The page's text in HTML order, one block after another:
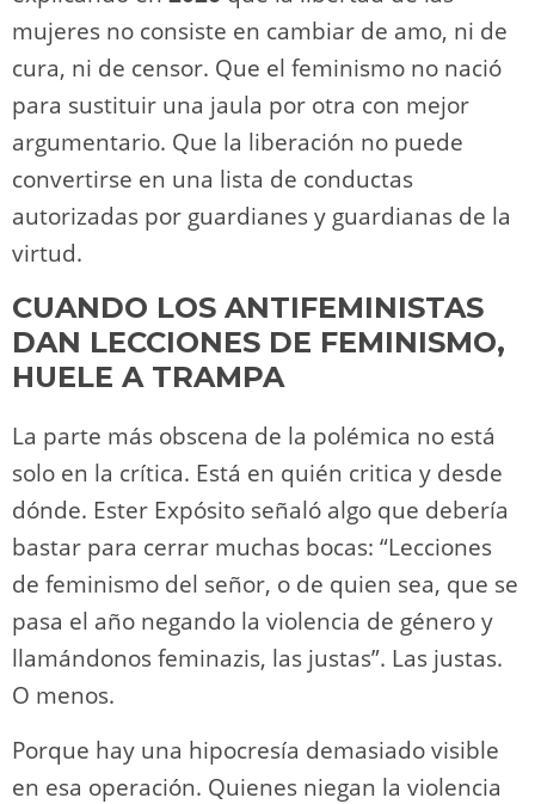
mujeres no consiste en cambiar de amo, ni de
cura, ni de censor. Que el feminismo no nació
para sustituir una jaula por otra con mejor
argumentario. Que la liberación no puede
convertirse en una lista de conductas
autorizadas por guardianes y guardianas de la
virtud.
CUANDO LOS ANTIFEMINISTAS
DAN LECCIONES DE FEMINISMO,
HUELE A TRAMPA
La parte más obscena de la polémica no está
solo en la crítica. Está en quién critica y desde
dónde. Ester Expósito señaló algo que debería
bastar para cerrar muchas bocas: “Lecciones
de feminismo del señor, o de quien sea, que se
pasa el año negando la violencia de género y
llamándonos feminazis, las justas”. Las justas.
O menos.
Porque hay una hipocresía demasiado visible
en esa operación. Quienes niegan la violencia